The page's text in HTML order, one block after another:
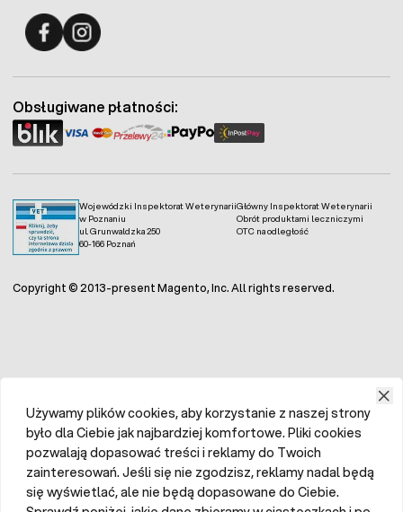
Wojewódzki Inspektorat Weterynarii
w Poznaniu
ul. Grunwaldzka 250
60-166 Poznań
Główny Inspektorat Weterynarii
Obrót produktami leczniczymi
OTC na odległość
Obsługiwane płatności:
Copyright © 2013-present Magento, Inc. All rights reserved.
Używamy plików cookies, aby korzystanie z naszej strony
było dla Ciebie jak najbardziej komfortowe. Pliki cookies
pozwalają dopasować treści i reklamy do Twoich
zainteresowań. Jeśli się nie zgodzisz, reklamy nadal będą
się wyświetlać, ale nie będą dopasowane do Ciebie.